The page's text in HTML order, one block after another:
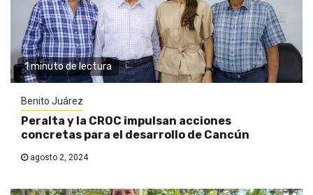
1 minuto de lectura
Benito Juárez
Peralta y la CROC impulsan acciones
concretas para el desarrollo de Cancún
agosto 2, 2024